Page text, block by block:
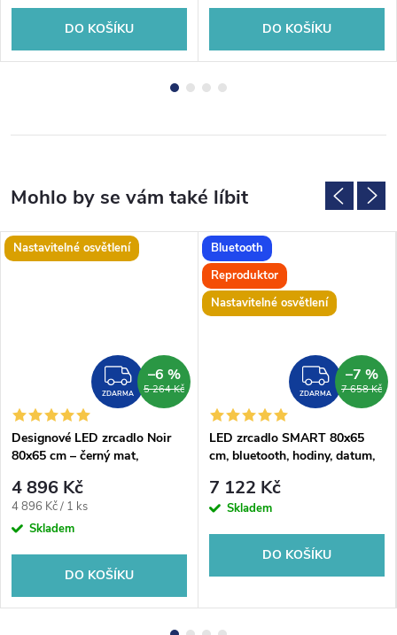
DO KOŠÍKU DO KOŠÍKU
Nastavitelné osvětlení
ZDARMA
ZDARMA 5 264 Kč
–6 %
Designové LED zrcadlo Noir
80x65 cm – černý mat,
4 896 Kč
Měrná
cena:
4 896 Kč / 1 ks
Skladem
DO KOŠÍKU
Bluetooth
Reproduktor
Nastavitelné osvětlení
ZDARMA 7 658 Kč
–7 %
LED zrcadlo SMART 80x65
cm, bluetooth, hodiny, datum,
7 122 Kč
Skladem
DO KOŠÍKU